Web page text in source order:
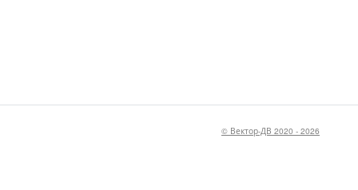
© Вектор-ДВ 2020 - 2026